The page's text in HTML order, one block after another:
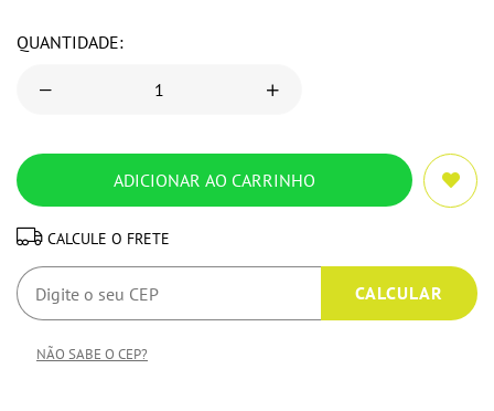
QUANTIDADE:
CALCULE O FRETE
NÃO SABE O CEP?